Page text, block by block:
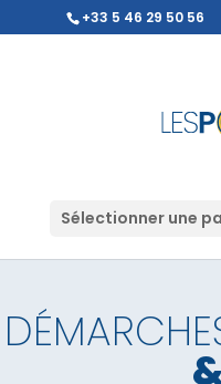
+33 5 46 29 50 56
Sélectionner une